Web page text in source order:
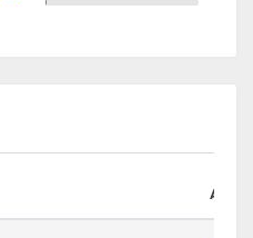
Auteur